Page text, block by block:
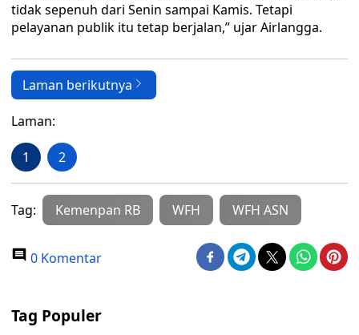
tidak sepenuh dari Senin sampai Kamis. Tetapi
pelayanan publik itu tetap berjalan,” ujar Airlangga.
Laman berikutnya
Laman:
1 2
Tag: Kemenpan RB WFH WFH ASN
0 Komentar
Tag Populer